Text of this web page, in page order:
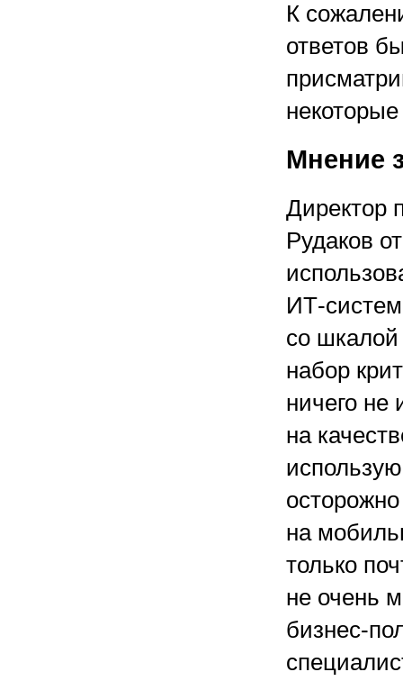
К
ответов
Мнение
Директор
Рудаков
ИТ-
со шкалой
набор
ничего не
на
на
только
не очень
бизнес-